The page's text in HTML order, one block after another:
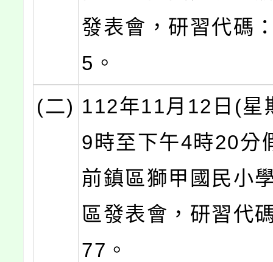
發表會，研習代碼
5。
(二) 112年11月12日(星
9時至下午4時20分
前鎮區獅甲國民小
區發表會，研習代
77。